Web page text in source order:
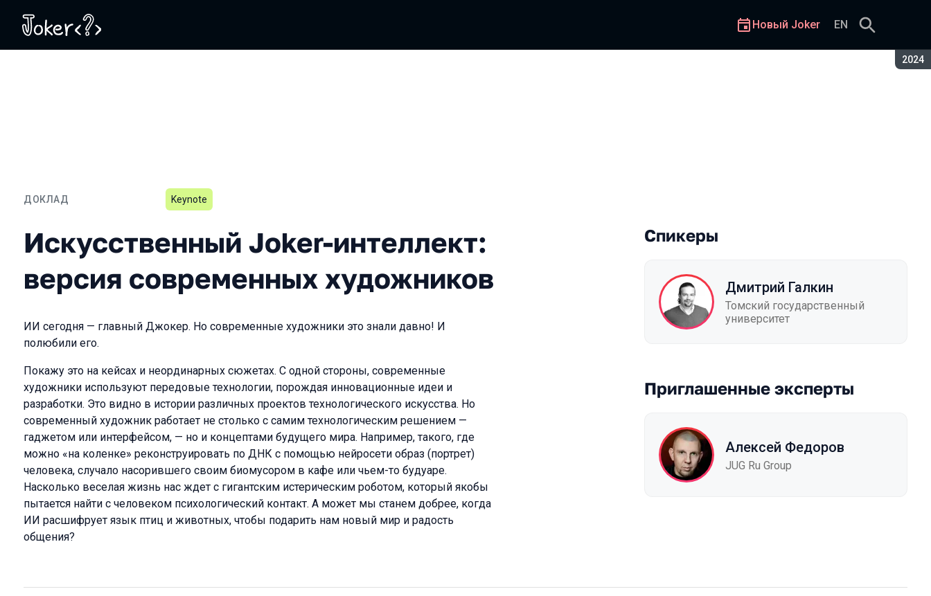
2024
Новый Joker EN
ДОКЛАД
Искусственный Joker-интеллект: версия современных художников
Keynote
Искусственный Joker-интеллект:
версия современных художников
ИИ сегодня — главный Джокер. Но современные художники это знали давно! И
полюбили его.
Покажу это на кейсах и неординарных сюжетах. С одной стороны, современные
художники используют передовые технологии, порождая инновационные идеи и
разработки. Это видно в истории различных проектов технологического искусства. Но
современный художник работает не столько с самим технологическим решением —
гаджетом или интерфейсом, — но и концептами будущего мира. Например, такого, где
можно «на коленке» реконструировать по ДНК с помощью нейросети образ (портрет)
человека, случало насорившего своим биомусором в кафе или чьем-то будуаре.
Насколько веселая жизнь нас ждет с гигантским истерическим роботом, который якобы
пытается найти с человеком психологический контакт. А может мы станем добрее, когда
ИИ расшифрует язык птиц и животных, чтобы подарить нам новый мир и радость
общения?
Спикеры
Дмитрий Галкин
Томский государственный
университет
Приглашенные эксперты
Алексей Федоров
JUG Ru Group